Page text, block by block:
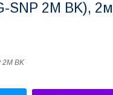
SNP 2M BK), 2м
2M BK